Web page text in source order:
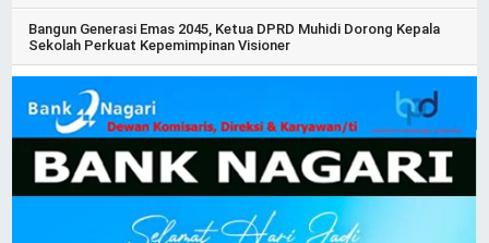
Bangun Generasi Emas 2045, Ketua DPRD Muhidi Dorong Kepala
Sekolah Perkuat Kepemimpinan Visioner